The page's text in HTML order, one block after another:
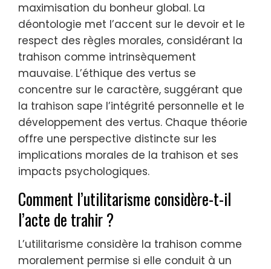
maximisation du bonheur global. La
déontologie met l’accent sur le devoir et le
respect des règles morales, considérant la
trahison comme intrinsèquement
mauvaise. L’éthique des vertus se
concentre sur le caractère, suggérant que
la trahison sape l’intégrité personnelle et le
développement des vertus. Chaque théorie
offre une perspective distincte sur les
implications morales de la trahison et ses
impacts psychologiques.
Comment l’utilitarisme considère-t-il
l’acte de trahir ?
L’utilitarisme considère la trahison comme
moralement permise si elle conduit à un